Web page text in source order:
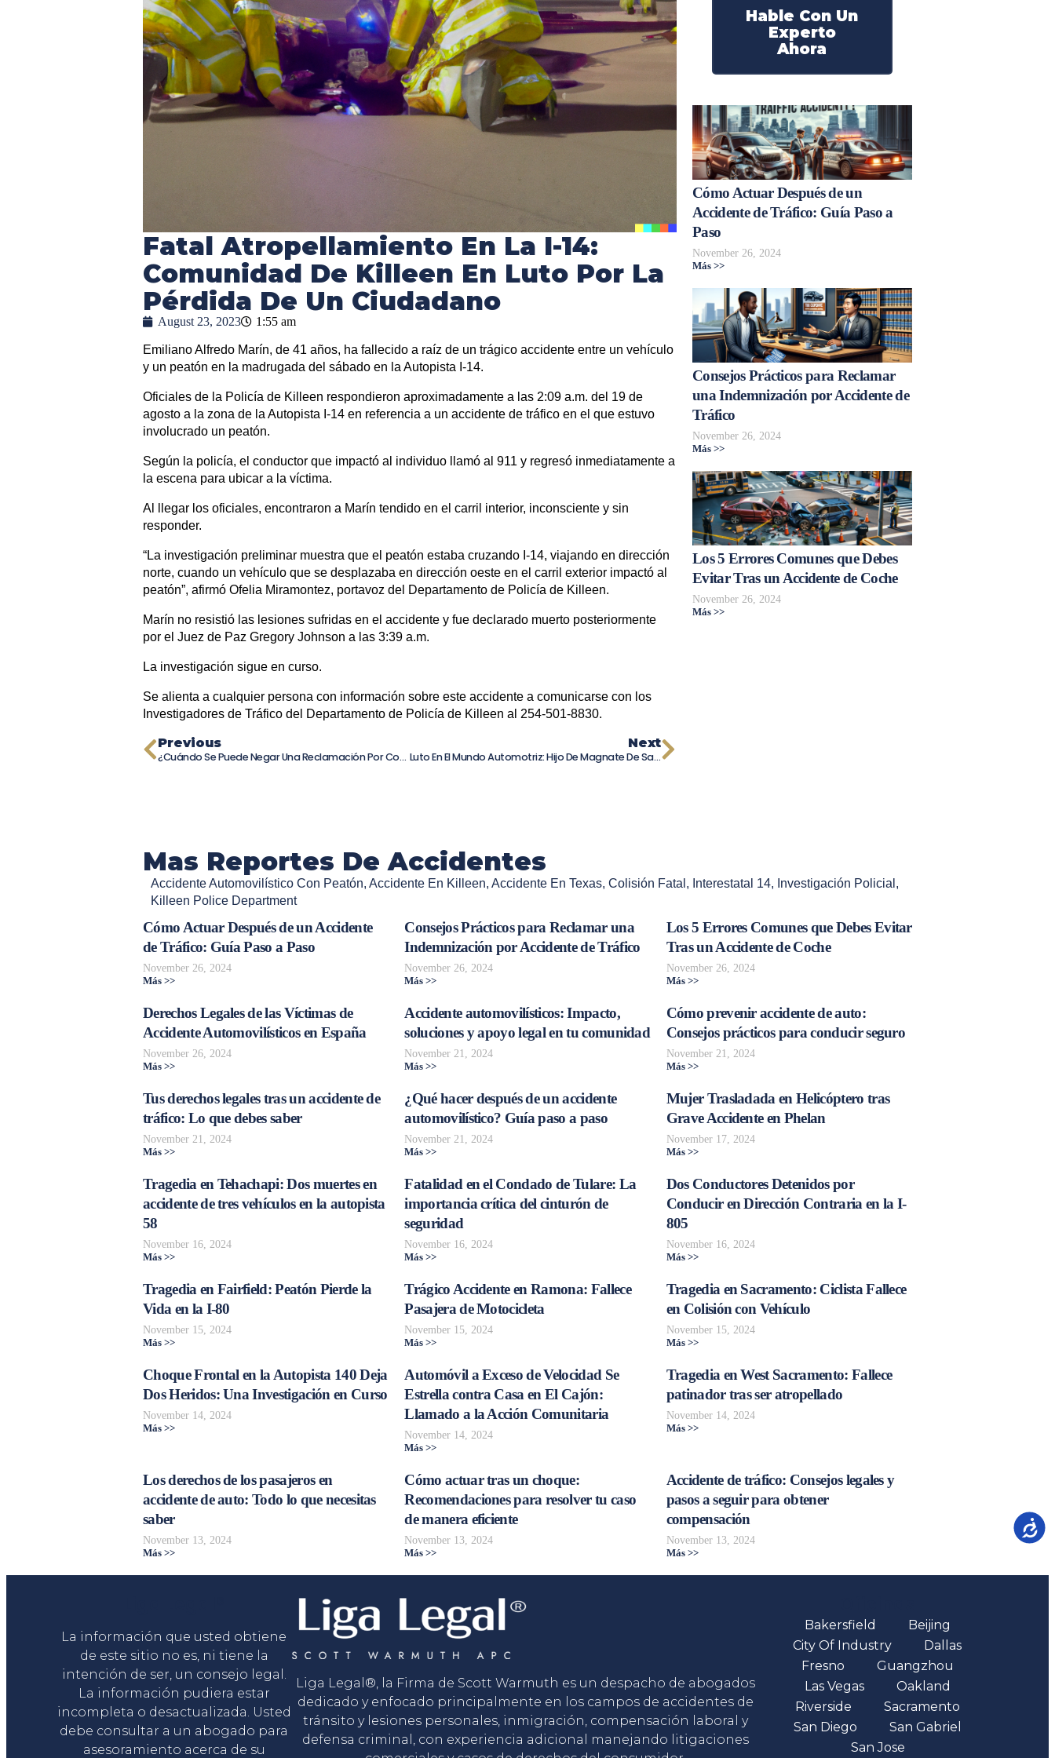
Fatal Atropellamiento En La I-14:
Comunidad De Killeen En Luto Por La
Pérdida De Un Ciudadano
August 23, 2023 1:55 am
Emiliano Alfredo Marín, de 41 años, ha fallecido a raíz de un trágico accidente entre un vehículo
y un peatón en la madrugada del sábado en la Autopista I-14.
Oficiales de la Policía de Killeen respondieron aproximadamente a las 2:09 a.m. del 19 de
agosto a la zona de la Autopista I-14 en referencia a un accidente de tráfico en el que estuvo
involucrado un peatón.
Según la policía, el conductor que impactó al individuo llamó al 911 y regresó inmediatamente a
la escena para ubicar a la víctima.
Al llegar los oficiales, encontraron a Marín tendido en el carril interior, inconsciente y sin
responder.
“La investigación preliminar muestra que el peatón estaba cruzando I-14, viajando en dirección
norte, cuando un vehículo que se desplazaba en dirección oeste en el carril exterior impactó al
peatón”, afirmó Ofelia Miramontez, portavoz del Departamento de Policía de Killeen.
Marín no resistió las lesiones sufridas en el accidente y fue declarado muerto posteriormente
por el Juez de Paz Gregory Johnson a las 3:39 a.m.
La investigación sigue en curso.
Se alienta a cualquier persona con información sobre este accidente a comunicarse con los
Investigadores de Tráfico del Departamento de Policía de Killeen al 254-501-8830.
Previous
¿Cuándo Se Puede Negar Una Reclamación Por Compensación Al Trabajador?
Next
Luto En El Mundo Automotriz: Hijo De Magnate De Sanderson Ford Pierde La Vida En Choque Impactante
Hable Con Un
Experto
Ahora
Cómo Actuar Después de un
Accidente de Tráfico: Guía Paso a
Paso
November 26, 2024
Más >>
Consejos Prácticos para Reclamar
una Indemnización por Accidente de
Tráfico
November 26, 2024
Más >>
Los 5 Errores Comunes que Debes
Evitar Tras un Accidente de Coche
November 26, 2024
Más >>
Mas Reportes De Accidentes
Accidente Automovilístico Con Peatón, Accidente En Killeen, Accidente En Texas, Colisión Fatal , Interestatal 14, Investigación Policial ,
Killeen Police Department
Cómo Actuar Después de un Accidente
de Tráfico: Guía Paso a Paso
November 26, 2024
Más >>
Consejos Prácticos para Reclamar una
Indemnización por Accidente de Tráfico
November 26, 2024
Más >>
Los 5 Errores Comunes que Debes Evitar
Tras un Accidente de Coche
November 26, 2024
Más >>
Derechos Legales de las Víctimas de
Accidente Automovilísticos en España
November 26, 2024
Más >>
Accidente automovilísticos: Impacto,
soluciones y apoyo legal en tu comunidad
November 21, 2024
Más >>
Cómo prevenir accidente de auto:
Consejos prácticos para conducir seguro
November 21, 2024
Más >>
Tus derechos legales tras un accidente de
tráfico: Lo que debes saber
November 21, 2024
Más >>
¿Qué hacer después de un accidente
automovilístico? Guía paso a paso
November 21, 2024
Más >>
Mujer Trasladada en Helicóptero tras
Grave Accidente en Phelan
November 17, 2024
Más >>
Tragedia en Tehachapi: Dos muertes en
accidente de tres vehículos en la autopista
58
November 16, 2024
Más >>
Fatalidad en el Condado de Tulare: La
importancia crítica del cinturón de
seguridad
November 16, 2024
Más >>
Dos Conductores Detenidos por
Conducir en Dirección Contraria en la I-
805
November 16, 2024
Más >>
Tragedia en Fairfield: Peatón Pierde la
Vida en la I-80
November 15, 2024
Más >>
Trágico Accidente en Ramona: Fallece
Pasajera de Motocicleta
November 15, 2024
Más >>
Tragedia en Sacramento: Ciclista Fallece
en Colisión con Vehículo
November 15, 2024
Más >>
Choque Frontal en la Autopista 140 Deja
Dos Heridos: Una Investigación en Curso
November 14, 2024
Más >>
Automóvil a Exceso de Velocidad Se
Estrella contra Casa en El Cajón:
Llamado a la Acción Comunitaria
November 14, 2024
Más >>
Tragedia en West Sacramento: Fallece
patinador tras ser atropellado
November 14, 2024
Más >>
Los derechos de los pasajeros en
accidente de auto: Todo lo que necesitas
saber
November 13, 2024
Más >>
Cómo actuar tras un choque:
Recomendaciones para resolver tu caso
de manera eficiente
November 13, 2024
Más >>
Accidente de tráfico: Consejos legales y
pasos a seguir para obtener
compensación
November 13, 2024
Más >>
La información que usted obtiene
de este sitio no es, ni tiene la
intención de ser, un consejo legal.
La información pudiera estar
incompleta o desactualizada. Usted
debe consultar a un abogado para
asesoramiento acerca de su
Liga Legal®, la Firma de Scott Warmuth es un despacho de abogados
dedicado y enfocado principalmente en los campos de accidentes de
tránsito y lesiones personales, inmigración, compensación laboral y
defensa criminal, con experiencia adicional manejando litigaciones
Bakersfield
Beijing
City Of Industry
Dallas
Fresno
Guangzhou
Las Vegas
Oakland
Riverside
Sacramento
San Diego
San Gabriel
San Jose